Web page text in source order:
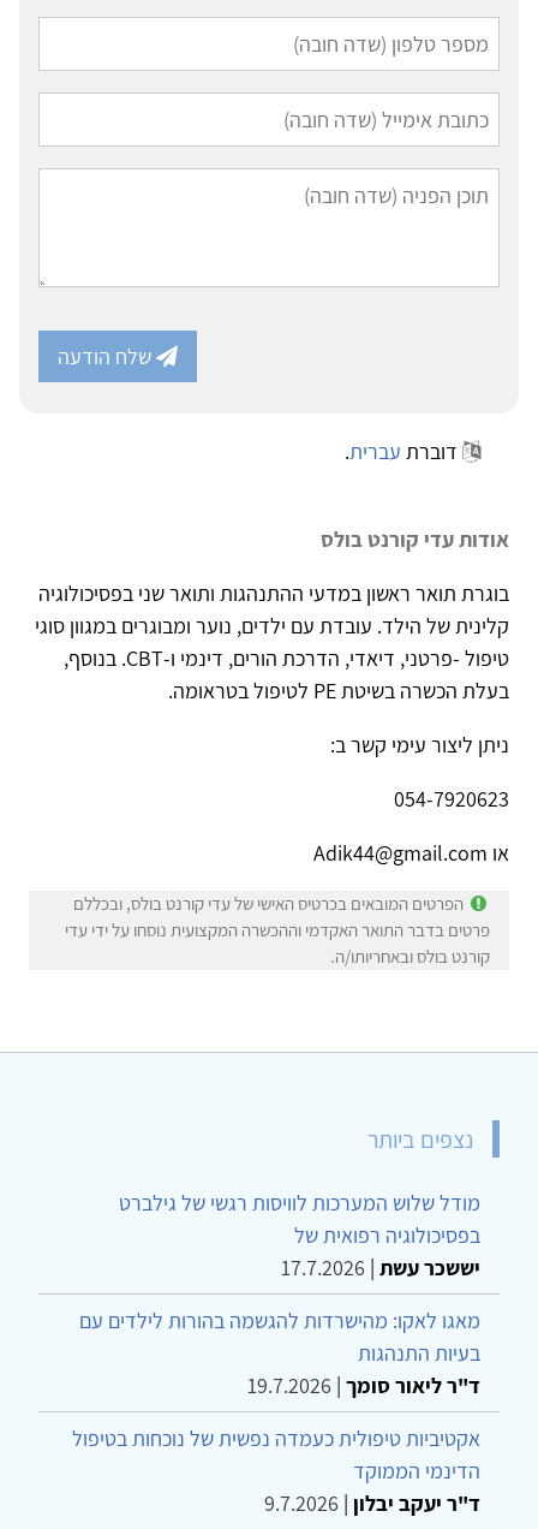
שלח הודעה
דוברת עברית.
אודות עדי קורנט בולס
בוגרת תואר ראשון במדעי ההתנהגות ותואר שני בפסיכולוגיה
קלינית של הילד. עובדת עם ילדים, נוער ומבוגרים במגוון סוגי
טיפול -פרטני, דיאדי, הדרכת הורים, דינמי ו-CBT. בנוסף,
בעלת הכשרה בשיטת PE לטיפול בטראומה.
ניתן ליצור עימי קשר ב:
054-7920623
או Adik44@gmail.com
הפרטים המובאים בכרטיס האישי של עדי קורנט בולס, ובכללם
פרטים בדבר התואר האקדמי וההכשרה המקצועית נוסחו על ידי עדי
קורנט בולס ובאחריותו/ה.
נצפים ביותר
מודל שלוש המערכות לוויסות רגשי של גילברט
בפסיכולוגיה רפואית של
יששכר עשת |
17.7.2026
מאגו לאקו: מהישרדות להגשמה בהורות לילדים עם
בעיות התנהגות
ד"ר ליאור סומך |
19.7.2026
אקטיביות טיפולית כעמדה נפשית של נוכחות בטיפול
הדינמי הממוקד
ד"ר יעקב יבלון |
9.7.2026